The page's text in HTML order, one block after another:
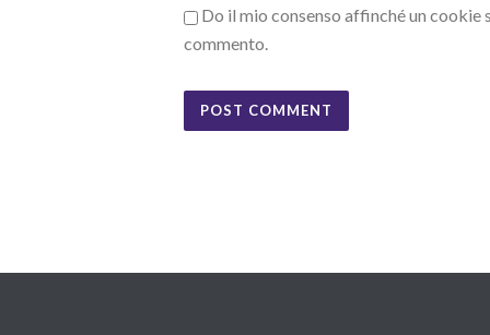
Do il mio consenso affinché un
commento.